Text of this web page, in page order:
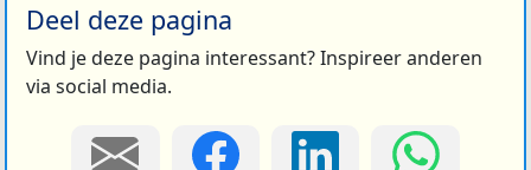
Deel deze pagina
Vind je deze pagina interessant? Inspireer anderen
via social media.